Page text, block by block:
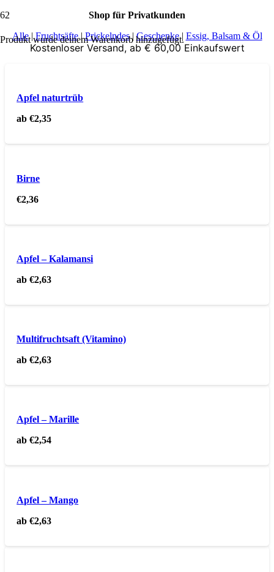
Produktwurde deinem Warenkorb hinzugefügt.
Shop für Privatkunden
Alle|Fruchtsäfte|Prickelndes|Geschenke| Essig, Balsam & Öl
Kostenloser Versand, ab € 60,00 Einkaufswert
Apfel naturtrüb
ab€2,35
Birne
€2,36
Apfel – Kalamansi
ab€2,63
Multifruchtsaft (Vitamino)
ab€2,63
Apfel – Marille
ab€2,54
Apfel – Mango
ab€2,63